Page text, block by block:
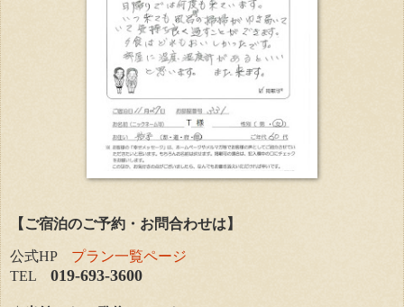
【ご宿泊のご予約・お問合わせは】
公式HP プラン一覧ページ
TEL 019-693-3600